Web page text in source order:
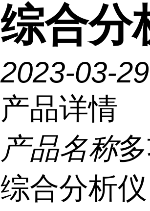
综合分
2023-03-29
产品详情
产品名称
综合分析仪